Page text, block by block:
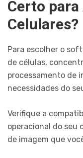
Certo
Celulares?
Para escolher o
de células,
processamento de
necessidades do
Verifique a
operacional do seu
de imagem que